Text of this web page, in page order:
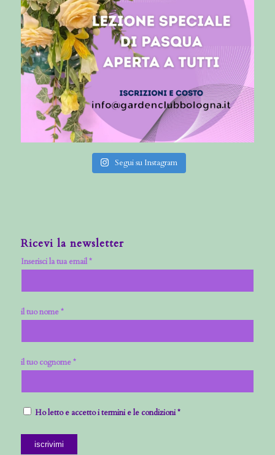
Segui su Instagram
Ricevi la newsletter
Inserisci la tua email *
il tuo nome *
il tuo cognome *
Ho letto e accetto i termini e le condizioni *